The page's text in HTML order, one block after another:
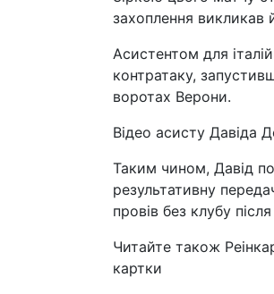
захоплення викликав
Асистентом для
контратаку,
воротах Верони.
Відео асисту Давіда
Таким чином, Давід
результативну
провів без клубу
Читайте також
картки